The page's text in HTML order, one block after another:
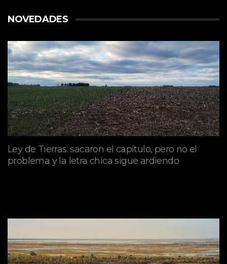
NOVEDADES
Ley de Tierras: sacaron el capítulo, pero no el
problema y la letra chica sigue ardiendo